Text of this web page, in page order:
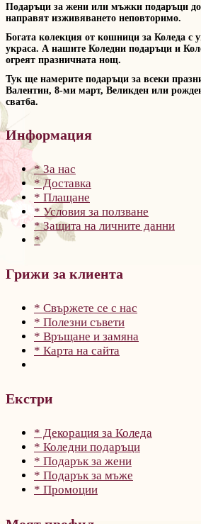
Подаръци за жени или мъжки подаръци
направят изживяването неповторимо.
Богата колекция от кошници за Коледа с
украса. А нашите Коледни подаръци и
огреят празничната нощ.
Тук ще намерите подаръци за всеки
Валентин, 8-ми март, Великден или
сватба.
Информация
* За нас
* Доставка
* Плащане
* Условия за ползване
* Защита на личните данни
*
Грижи за клиента
* Свържете се с нас
* Полезни съвети
* Връщане и замяна
* Карта на сайта
Екстри
* Декорация за Коледа
* Коледни подаръци
* Подарък за жени
* Подарък за мъже
* Промоции